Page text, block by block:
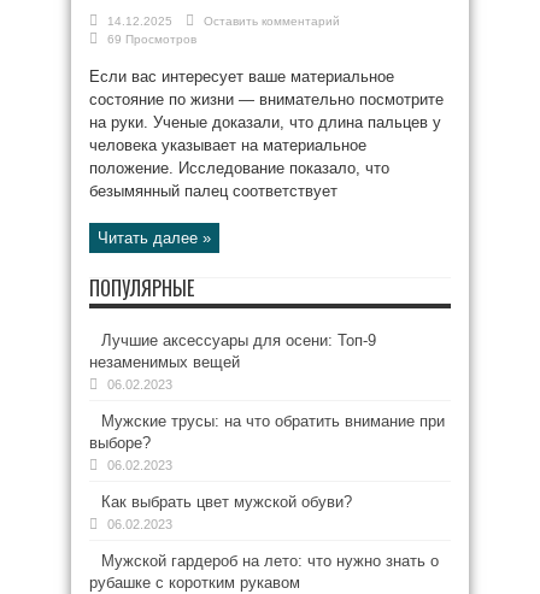
14.12.2025
Оставить комментарий
69 Просмотров
Если вас интересует ваше материальное
состояние по жизни — внимательно посмотрите
на руки. Ученые доказали, что длина пальцев у
человека указывает на материальное
положение. Исследование показало, что
безымянный палец соответствует
Читать далее »
ПОПУЛЯРНЫЕ
Лучшие аксессуары для осени: Топ-9
незаменимых вещей
06.02.2023
Мужские трусы: на что обратить внимание при
выборе?
06.02.2023
Как выбрать цвет мужской обуви?
06.02.2023
Мужской гардероб на лето: что нужно знать о
рубашке с коротким рукавом